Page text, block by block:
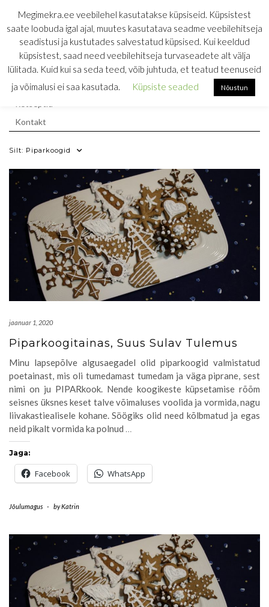
content
MEGIMEKRA
RETSEPTIKOGU
söömine on ainus töö, mis toidab
Esileht
Kontakt
Silt: Piparkoogid
jaanuar 1, 2020
Piparkoogitainas, Suus Sulav Tulemus
Minu lapsepõlve algusaegadel olid piparkoogid valmistatud
poetainast, mis oli tumedamast tumedam ja väga piprane, sest
nimi on ju PIPARkook. Nende koogikeste küpsetamise rõõm
seisnes üksnes keset talve võimaluses voolida ja vormida, nagu
liivakastiealisele kohane. Söögiks olid need kõlbmatud ja egas
neid pikalt vormida ka polnud …
Jaga:
Facebook WhatsApp
Jõulumagus - byKatrin
Megimekra.ee veebilehel kasutatakse küpsiseid. Küpsistest
saate loobuda igal ajal, muutes kasutatava seadme veebilehitseja
seadistusi ja kustutades salvestatud küpsised. Kui keeldud
küpsistest, saad need veebilehitseja turvaseadete alt välja
lülitada. Kuid kui sa seda teed, võib juhtuda, et teatud teenuseid
ja võimalusi ei saa kasutada.
Küpsiste seaded Nõustun